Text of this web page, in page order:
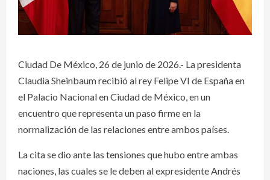
Ciudad De México, 26 de junio de 2026.- La presidenta
Claudia Sheinbaum recibió al rey Felipe VI de España en
el Palacio Nacional en Ciudad de México, en un
encuentro que representa un paso firme en la
normalización de las relaciones entre ambos países.
La cita se dio ante las tensiones que hubo entre ambas
naciones, las cuales se le deben al expresidente Andrés